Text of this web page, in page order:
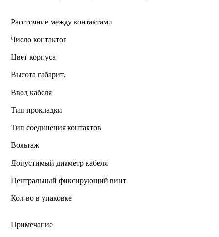
Расстояние между контактами
Число контактов
Цвет корпуса
Высота габарит.
Ввод кабеля
Тип прокладки
Тип соединения контактов
Вольтаж
Допустимый диаметр кабеля
Центральный фиксирующий винт
Кол-во в упаковке
Примечание